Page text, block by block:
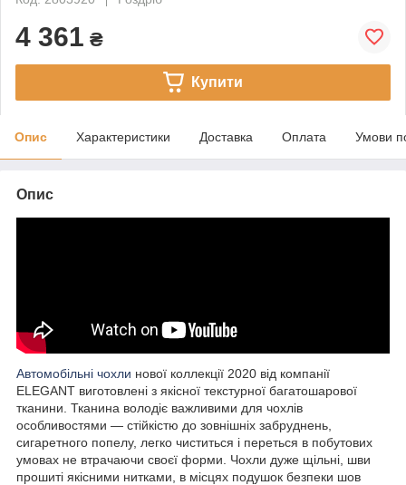
4 361 ₴
Купити
Опис Характеристики Доставка Оплата Умови
Опис
Автомобільні чохли нової коллекції 2020 від компанії
ELEGANT виготовлені з якісної текстурної багатошарової
тканини. Тканина володіє важливими для чохлів
особливостями — стійкістю до зовнішніх забруднень,
сигаретного попелу, легко чиститься і переться в побутових
умовах не втрачаючи своєї форми. Чохли дуже щільні, шви
прошиті якісними нитками, в місцях подушок безпеки шов